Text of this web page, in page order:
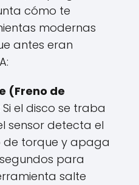
cómo te
modernas
antes eran
(Freno de
Si el disco se traba
sensor detecta el
torque y apaga
para
salte